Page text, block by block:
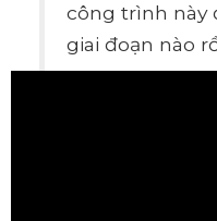
công trình này
giai đoạn nào